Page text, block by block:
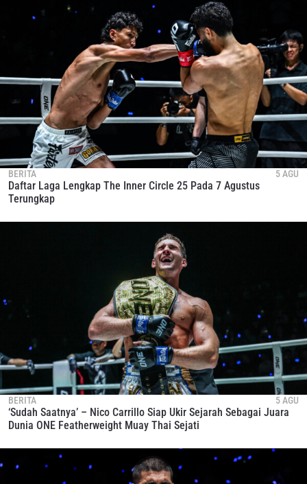
BERITA 5 AGU
Daftar Laga Lengkap The Inner Circle 25 Pada 7 Agustus
Terungkap
BERITA 5 AGU
‘Sudah Saatnya’ – Nico Carrillo Siap Ukir Sejarah Sebagai Juara
Dunia ONE Featherweight Muay Thai Sejati